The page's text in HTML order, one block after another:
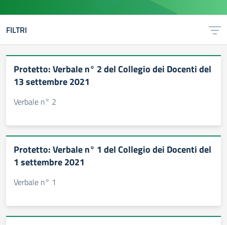
FILTRI
Protetto: Verbale n° 2 del Collegio dei Docenti del
13 settembre 2021
Verbale n° 2
Protetto: Verbale n° 1 del Collegio dei Docenti del
1 settembre 2021
Verbale n° 1